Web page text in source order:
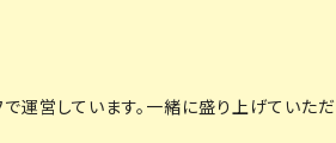
運営しています。一緒に盛り上げていた